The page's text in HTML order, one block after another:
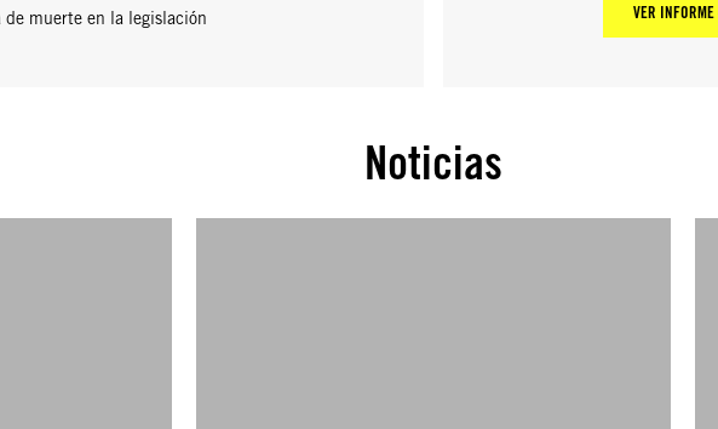
de muerte en la legislación VER
Noticias